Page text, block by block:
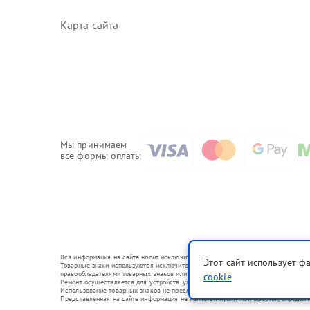
Карта сайта
Мы принимаем
все формы оплаты
Вся информация на сайте носит исключительно справочный характер.
Товарные знаки используются исключительно для описания устройств, в
правообладателями товарных знаков или их официальными представителями.
Ремонт осуществляется для устройств, уже введенных в гражданский оборот в
Использование товарных знаков не преследует цели индивидуализации услуг
Представленная на сайте информация не является публичной офертой,
Этот сайт использует
cookie